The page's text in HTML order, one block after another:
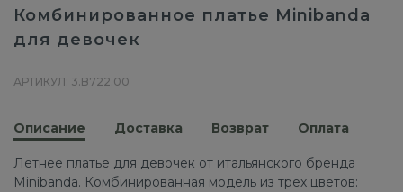
Комбинированное платье Minibanda
для девочек
АРТИКУЛ: 3.B722.00
Описание Доставка Возврат Оплата
Летнее платье для девочек от итальянского бренда
Minibanda. Комбинированная модель из трех цветов: